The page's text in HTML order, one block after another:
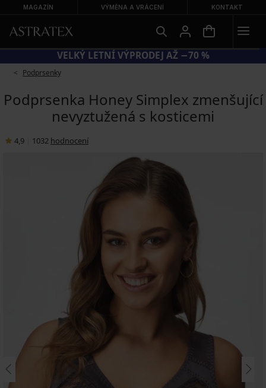
MAGAZÍN VÝMĚNA A VRÁCENÍ KONTAKT
KÓD SUN20 = EXTRA −20 % NA ZLEVNĚNÉ PLAVKY
Podprsenky
Podprsenka Honey Simplex zmenšující
nevyztužená s kosticemi
4,9 1032 hodnocení